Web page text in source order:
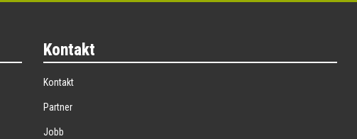
Kontakt
Kontakt
Partner
Jobb